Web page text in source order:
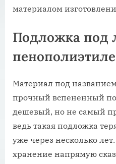
материалом
Подложка под
Материал под
прочный вспененный
дешевый, но не самый
ведь такая подложка
уже через несколько
хранение напрямую